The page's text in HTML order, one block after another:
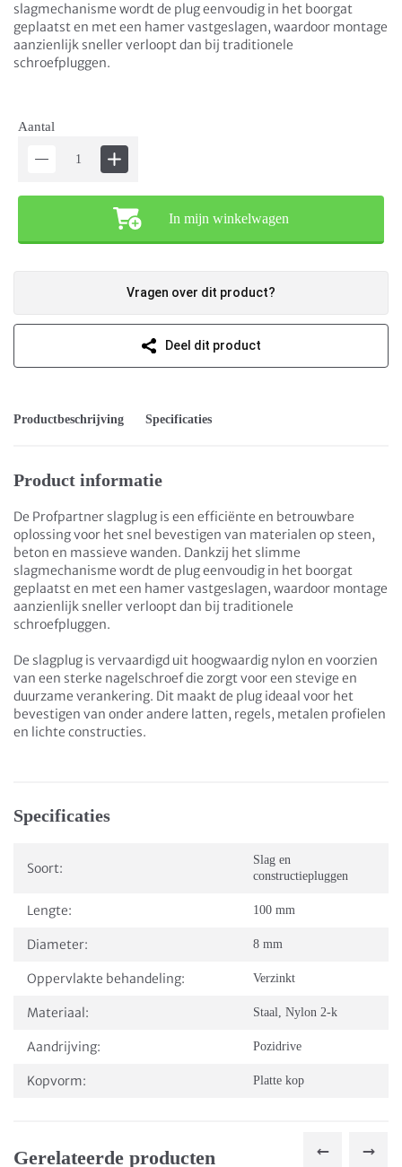
slagmechanisme wordt de plug eenvoudig in het boorgat
geplaatst en met een hamer vastgeslagen, waardoor montage
aanzienlijk sneller verloopt dan bij traditionele
schroefpluggen.
Aantal
In mijn winkelwagen
Vragen over dit product?
Deel dit product
Productbeschrijving Specificaties
Product informatie
De Profpartner slagplug is een efficiënte en betrouwbare
oplossing voor het snel bevestigen van materialen op steen,
beton en massieve wanden. Dankzij het slimme
slagmechanisme wordt de plug eenvoudig in het boorgat
geplaatst en met een hamer vastgeslagen, waardoor montage
aanzienlijk sneller verloopt dan bij traditionele
schroefpluggen.
De slagplug is vervaardigd uit hoogwaardig nylon en voorzien
van een sterke nagelschroef die zorgt voor een stevige en
duurzame verankering. Dit maakt de plug ideaal voor het
bevestigen van onder andere latten, regels, metalen profielen
en lichte constructies.
Specificaties
Soort:
Slag en
constructiepluggen
Lengte: 100 mm
Diameter: 8 mm
Oppervlakte behandeling: Verzinkt
Materiaal: Staal,Nylon 2-k
Aandrijving: Pozidrive
Kopvorm: Platte kop
Gerelateerde producten